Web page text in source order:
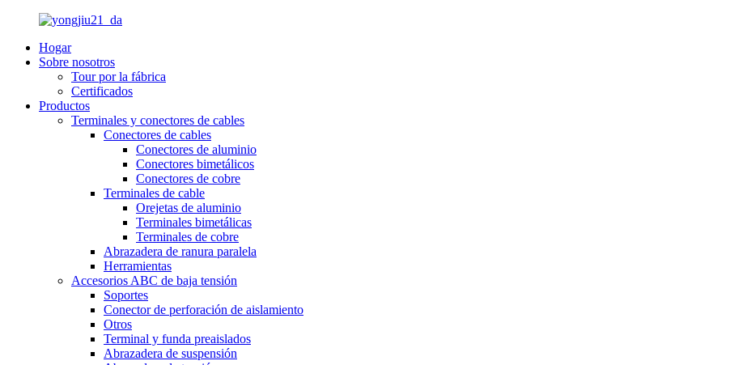
Hogar
Sobre nosotros
Tour por la fábrica
Certificados
Productos
Terminales y conectores de cables
Conectores de cables
Conectores de aluminio
Conectores bimetálicos
Conectores de cobre
Terminales de cable
Orejetas de aluminio
Terminales bimetálicas
Terminales de cobre
Abrazadera de ranura paralela
Herramientas
Accesorios ABC de baja tensión
Soportes
Conector de perforación de aislamiento
Otros
Terminal y funda preaislados
Abrazadera de suspensión